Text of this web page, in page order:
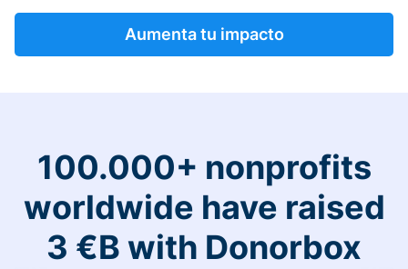
Aumenta tu impacto
100.000+ nonprofits
worldwide have raised
3 €B with Donorbox